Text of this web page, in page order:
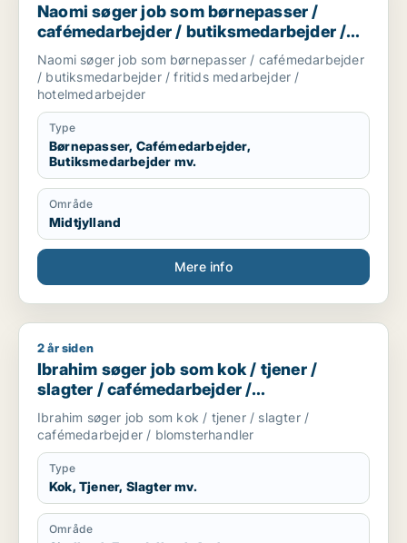
Naomi søger job som børnepasser /
cafémedarbejder / butiksmedarbejder /
fritids medarbejder / hotelmedarbejder
Naomi søger job som børnepasser / cafémedarbejder
/ butiksmedarbejder / fritids medarbejder /
hotelmedarbejder
Type
Børnepasser, Cafémedarbejder,
Butiksmedarbejder mv.
Område
Midtjylland
Mere info
Ibrahim søger job som kok / tjener / slagter /
2 år siden
Ibrahim søger job som kok / tjener /
slagter / cafémedarbejder /
blomsterhandler
Ibrahim søger job som kok / tjener / slagter /
cafémedarbejder / blomsterhandler
Type
Kok, Tjener, Slagter mv.
Område